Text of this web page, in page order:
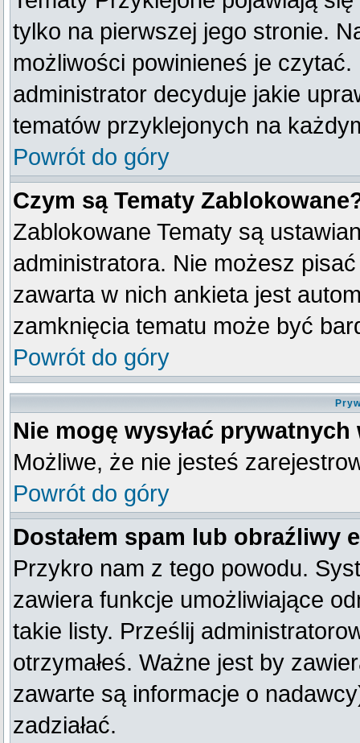
tylko na pierwszej jego stronie.
możliwości powinieneś je czytać.
administrator decyduje jakie
tematów przyklejonych na
Powrót do góry
Czym są Tematy
Zablokowane Tematy są
administratora. Nie możesz
zawarta w nich ankieta jest
zamknięcia tematu może być
Powrót do góry
Nie mogę wysyłać
Możliwe, że nie jesteś
Powrót do góry
Dostałem spam lub obraźliwy
Przykro nam z tego powodu.
zawiera funkcje umożliwiające
takie listy. Prześlij
otrzymałeś. Ważne jest by
zawarte są informacje o
zadziałać.